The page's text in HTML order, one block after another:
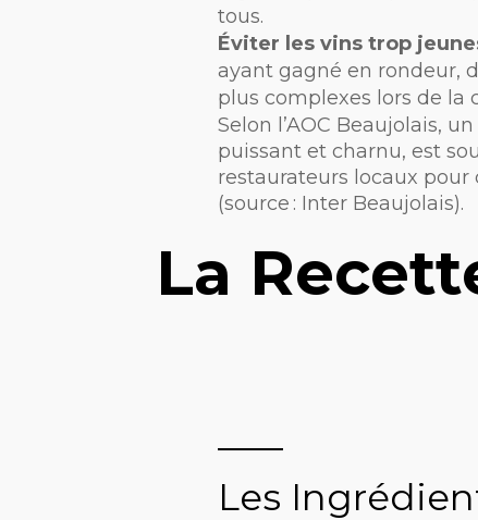
tous.
Éviter les vins trop
ayant gagné en rondeur,
plus complexes lors de la
Selon l’AOC Beaujolais,
puissant et charnu, est
restaurateurs locaux
(source : Inter Beaujolais).
La
Les